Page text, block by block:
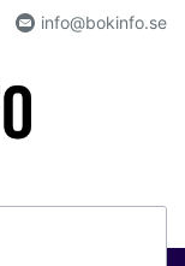
info@bokinfo.se